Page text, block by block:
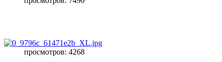
просмотров: 4268